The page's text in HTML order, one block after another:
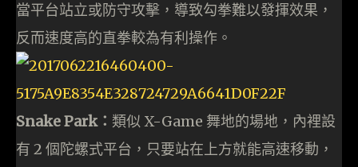
當平台站立或防守攻擊，導致勾拳難以發揮效果，
反而速度高的直拳較為有利操作。
Snake Park： 類似 X-Game 舞地的場地，內裡設
有 2 個陀螺式平台，只要站在上方就能高速移動，